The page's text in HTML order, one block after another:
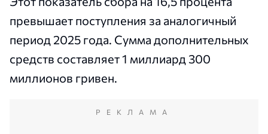
превышает поступления за аналогичный
период 2025 года. Сумма дополнительных
средств составляет 1 миллиард 300
миллионов гривен.
РЕКЛАМА